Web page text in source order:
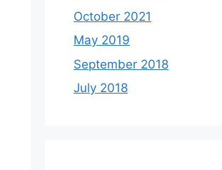
October 2021
May 2019
September 2018
July 2018